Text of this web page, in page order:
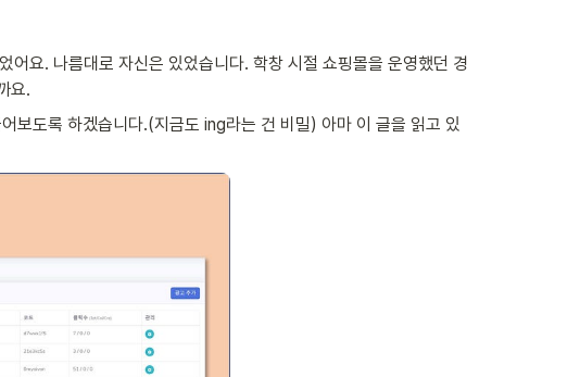
요. 나름대로 자신은 있었습니다. 학창 시절 쇼핑몰을 운영했던 경
요.
보도록 하겠습니다.(지금도 ing라는 건 비밀) 아마 이 글을 읽고 있